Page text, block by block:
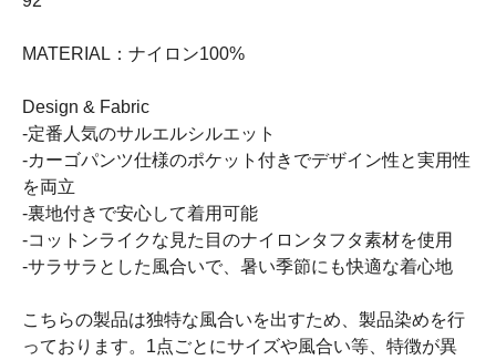
MATERIAL：ナイロン100%
Design & Fabric
-定番人気のサルエルシルエット
-カーゴパンツ仕様のポケット付きでデザイン性と実用性
を両立
-裏地付きで安心して着用可能
-コットンライクな見た目のナイロンタフタ素材を使用
-サラサラとした風合いで、暑い季節にも快適な着心地
こちらの製品は独特な風合いを出すため、製品染めを行
っております。1点ごとにサイズや風合い等、特徴が異